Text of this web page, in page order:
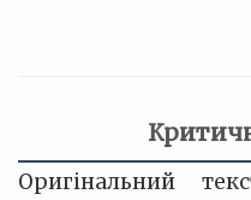
Оригінальний